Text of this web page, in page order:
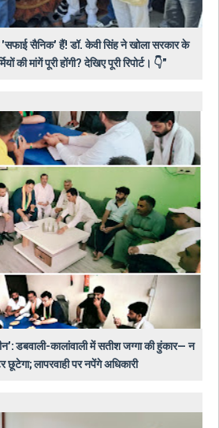
'सफाई सैनिक' हैं! डॉ. केवी सिंह ने खोला सरकार के
की मांगें पूरी होंगी? देखिए पूरी रिपोर्ट। 👇"
डबवाली-कालांवाली में सतीश जग्गा की हुंकार— न
छूटेगा; लापरवाही पर नपेंगे अधिकारी